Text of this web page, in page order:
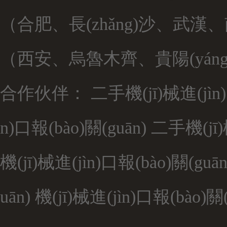
（合肥、長(zhǎng)沙、武漢
（西安、烏魯木齊、貴陽
合作伙伴： 二手機(jī)械進
n)口報(bào)關(guān) 二手機(jī)
機(jī)械進(jìn)口報(bào)關
uān) 機(jī)械進(jìn)口報(bào)關